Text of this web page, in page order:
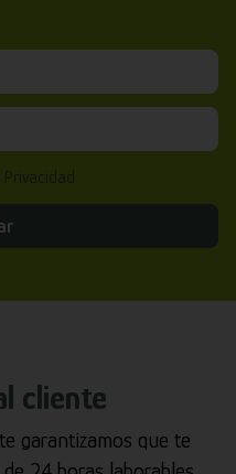
cliente
garantizamos que te